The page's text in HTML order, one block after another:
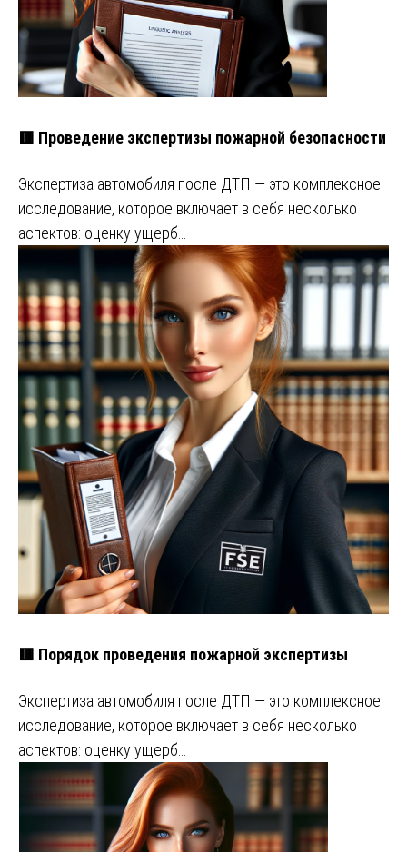
🟥 Проведение экспертизы пожарной безопасности
Экспертиза автомобиля после ДТП — это комплексное
исследование, которое включает в себя несколько
аспектов: оценку ущерб…
🟥 Порядок проведения пожарной экспертизы
Экспертиза автомобиля после ДТП — это комплексное
исследование, которое включает в себя несколько
аспектов: оценку ущерб…